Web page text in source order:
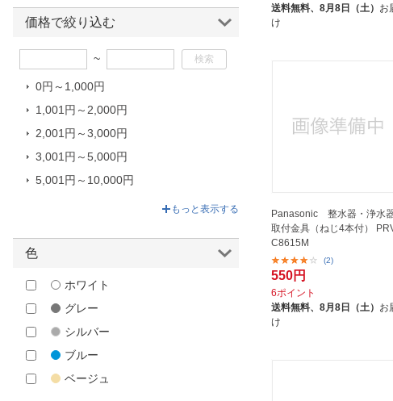
送料無料、 8月8日（土） お
け
Panasonic 整水器・浄水
取付金具（ねじ4本付）
C8615M
(2)
550円
6ポイント
送料無料、 8月8日（土） お
け
東レ｜TORAY
価格で絞り込む
~
0円～1,000円
1,001円～2,000円
2,001円～3,000円
3,001円～5,000円
5,001円～10,000円
もっと表示する
色
ホワイト
グレー
シルバー
ブルー
ベージュ